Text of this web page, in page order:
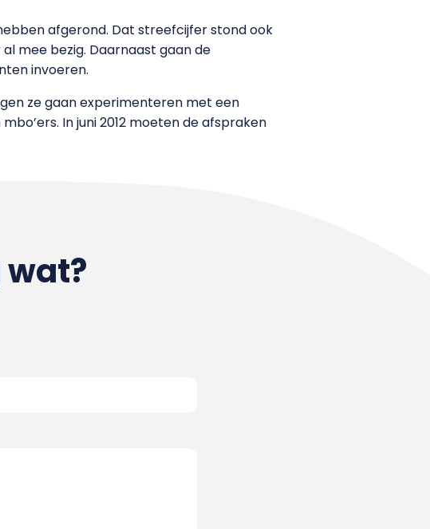
afgerond. Dat streefcijfer stond ook
mee bezig. Daarnaast gaan de
invoeren.
ze gaan experimenteren met een
In juni 2012 moeten de afspraken
wat?